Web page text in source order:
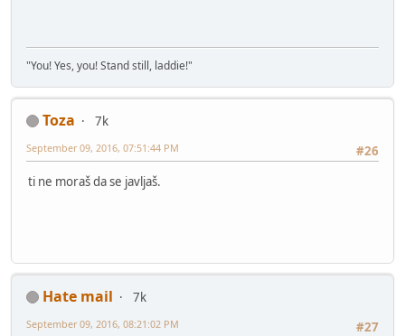
"You! Yes, you! Stand still, laddie!"
Toza
7k
#26
September 09, 2016, 07:51:44 PM
ti ne moraš da se javljaš.
Hate mail
7k
#27
September 09, 2016, 08:21:02 PM